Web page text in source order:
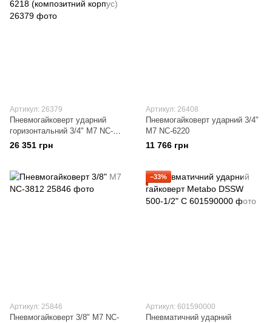
Артикул: 26379
Пневмогайковерт ударний
горизонтальний 3/4" M7 NC-
6218 (композитний корпус)
26 351 грн
Артикул: 26408
Пневмогайковерт ударний 3/4"
M7 NC-6220
11 766 грн
Артикул: 25846
Пневмогайковерт 3/8" M7 NC-
−33%
Артикул: 601590000
Пневматичний ударний